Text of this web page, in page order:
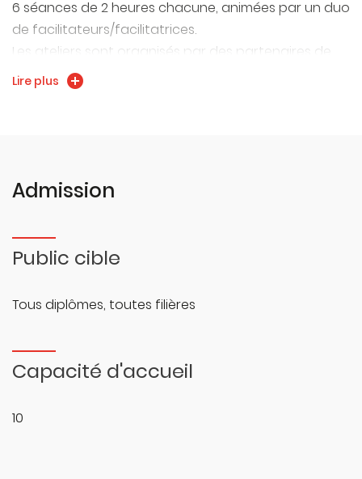
6 séances de 2 heures chacune, animées par un duo
de facilitateurs/facilitatrices.
Les ateliers sont organisés par des partenaires de
l'université (le CROUS, Grand Besançon Métropole). La
participation est valorisée par l'université à travers
Lire plus
Admission
Public cible
Tous diplômes, toutes filières
Capacité d'accueil
10